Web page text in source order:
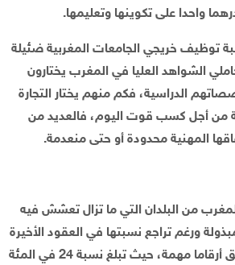
واحدا على تكوينها وتعليمها.
توظيف خريجي الجامعات المغربية ضئيلة
الشواهد العليا في المغرب يختارون
الدراسية، فكم منهم يختار التجارة
من أجل كسب قوت اليوم، فالعديد من
المهنية محدودة أو حتى منعدمة.
من البلدان التي ما تزال تعشش فيه
ورغم تراجع نسبتها في العقود الأخيرة
ما تزال نسبة الأمية تحقق أرقاما مهمة، حيث تبلغ نسبة 24 في المئة